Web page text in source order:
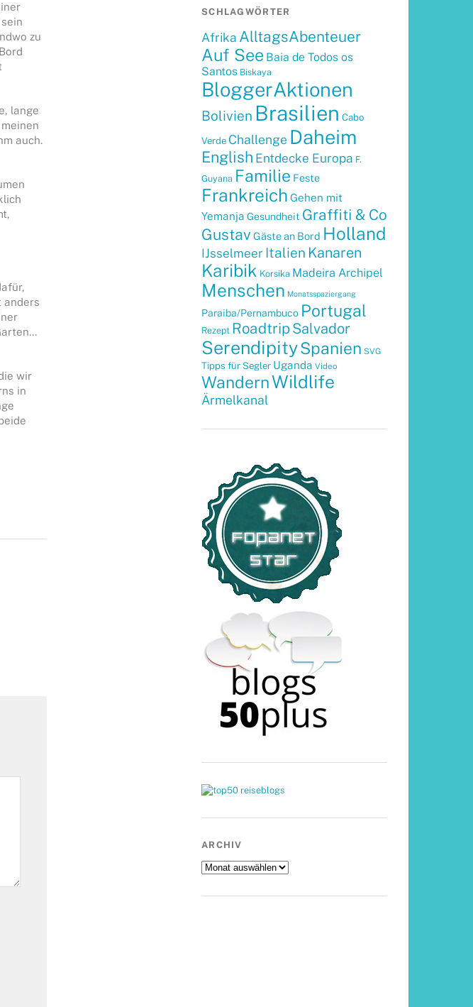
zu
lange
auch.
anders
wir
in
SCHLAGWÖRTER
Afrika AlltagsAbenteuer
Auf See Baia de Todos os
Santos Biskaya
BloggerAktionen
Bolivien Brasilien Cabo
Verde Challenge Daheim
English Entdecke Europa F.
Guyana Familie Feste
Frankreich Gehen mit
Yemanja Gesundheit Graffiti & Co
Gustav Gäste an Bord Holland
IJsselmeer Italien Kanaren
Karibik Korsika Madeira Archipel
Menschen Monatsspaziergang
Paraiba/Pernambuco Portugal
Rezept Roadtrip Salvador
SerendipitySpanien SVG
Tipps für Segler Uganda Video
WandernWildlife
Ärmelkanal
ARCHIV
Archiv